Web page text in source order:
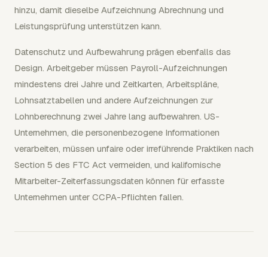
hinzu, damit dieselbe Aufzeichnung Abrechnung und
Leistungsprüfung unterstützen kann.
Datenschutz und Aufbewahrung prägen ebenfalls das
Design. Arbeitgeber müssen Payroll-Aufzeichnungen
mindestens drei Jahre und Zeitkarten, Arbeitspläne,
Lohnsatztabellen und andere Aufzeichnungen zur
Lohnberechnung zwei Jahre lang aufbewahren. US-
Unternehmen, die personenbezogene Informationen
verarbeiten, müssen unfaire oder irreführende Praktiken nach
Section 5 des FTC Act vermeiden, und kalifornische
Mitarbeiter-Zeiterfassungsdaten können für erfasste
Unternehmen unter CCPA-Pflichten fallen.